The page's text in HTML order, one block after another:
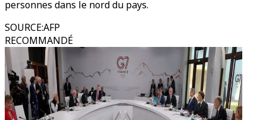
personnes dans le nord du pays.
SOURCE:AFP
RECOMMANDÉ